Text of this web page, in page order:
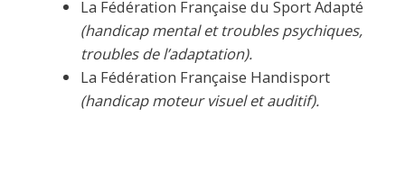
La Fédération Française du Sport Adapté
(handicap mental et troubles psychiques,
troubles de l’adaptation).
La Fédération Française Handisport
(handicap moteur visuel et auditif).